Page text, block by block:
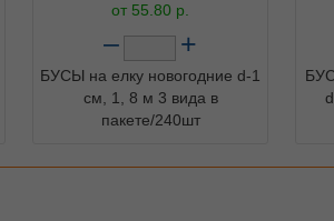
от 55.80 р.
– +
БУСЫ на елку новогодние d-1
см, 1, 8 м 3 вида в
пакете/240шт